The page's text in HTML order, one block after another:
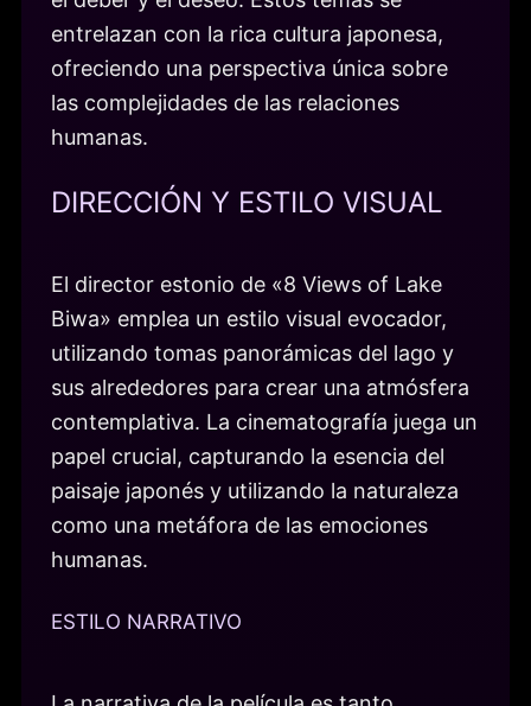
entrelazan con la rica cultura japonesa,
ofreciendo una perspectiva única sobre
las complejidades de las relaciones
humanas.
DIRECCIÓN Y ESTILO VISUAL
El director estonio de «8 Views of Lake
Biwa» emplea un estilo visual evocador,
utilizando tomas panorámicas del lago y
sus alrededores para crear una atmósfera
contemplativa. La cinematografía juega un
papel crucial, capturando la esencia del
paisaje japonés y utilizando la naturaleza
como una metáfora de las emociones
humanas.
ESTILO NARRATIVO